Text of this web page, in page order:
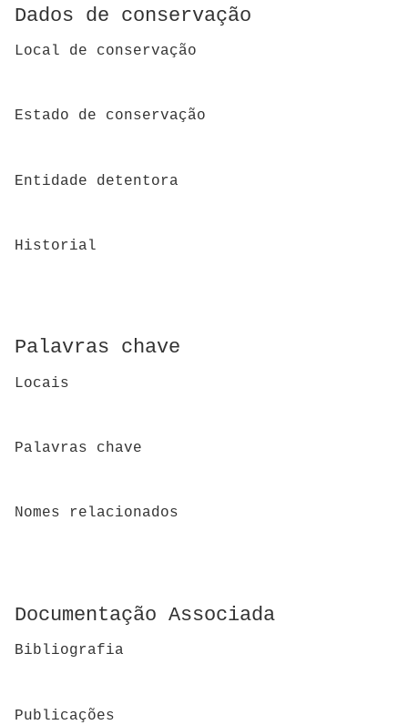
Dados de conservação
Local de conservação
Estado de conservação
Entidade detentora
Historial
Palavras chave
Locais
Palavras chave
Nomes relacionados
Documentação Associada
Bibliografia
Publicações